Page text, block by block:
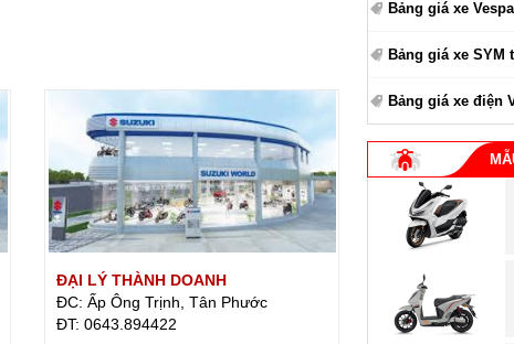
ĐẠI LÝ THÀNH DOANH
ĐC: Ấp Ông Trịnh, Tân Phước
ÐT: 0643.894422
Bảng giá xe
Bảng giá xe SYM
Bảng giá xe điện